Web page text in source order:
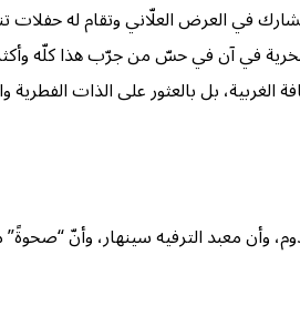
في العرض العلّاني وتقام له حفلات
في آن في حسّ من جرّب هذا كلّه
الغربية، بل بالعثور على الذات
وأن معبد الترفيه سينهار، وأنّ